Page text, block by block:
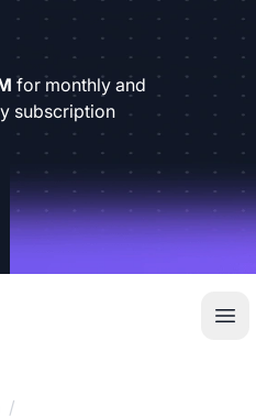
for monthly and
subscription
/